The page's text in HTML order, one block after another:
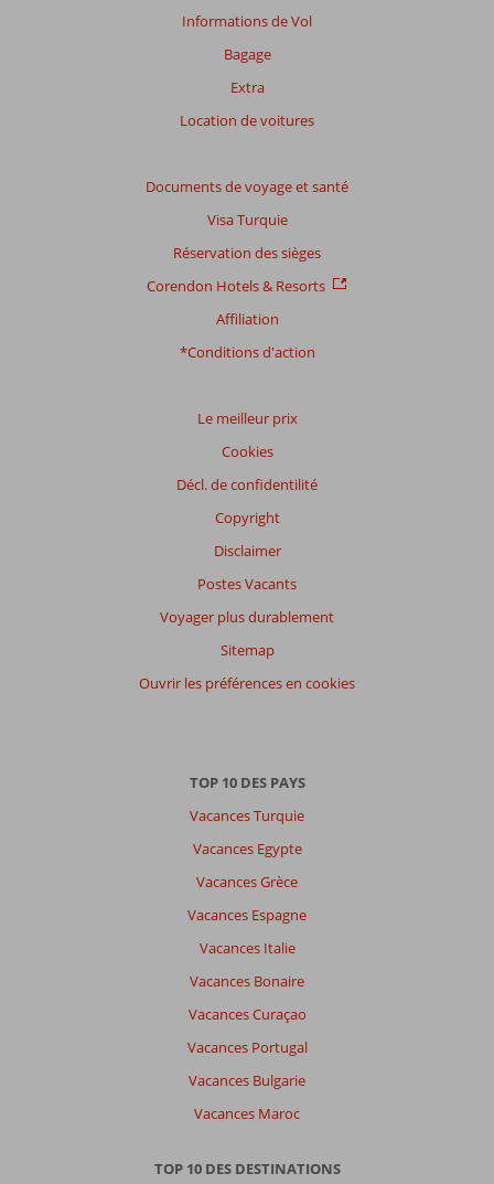
Informations de Vol
Bagage
Extra
Location de voitures
Documents de voyage et santé
Visa Turquie
Réservation des sièges
Corendon Hotels & Resorts
Affiliation
*Conditions d'action
Le meilleur prix
Cookies
Décl. de confidentilité
Copyright
Disclaimer
Postes Vacants
Voyager plus durablement
Sitemap
Ouvrir les préférences en cookies
TOP 10 DES PAYS
Vacances Turquie
Vacances Egypte
Vacances Grèce
Vacances Espagne
Vacances Italie
Vacances Bonaire
Vacances Curaçao
Vacances Portugal
Vacances Bulgarie
Vacances Maroc
TOP 10 DES DESTINATIONS